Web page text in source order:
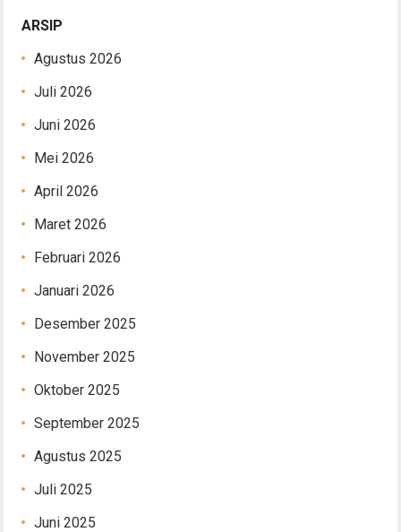
ARSIP
Agustus 2026
Juli 2026
Juni 2026
Mei 2026
April 2026
Maret 2026
Februari 2026
Januari 2026
Desember 2025
November 2025
Oktober 2025
September 2025
Agustus 2025
Juli 2025
Juni 2025